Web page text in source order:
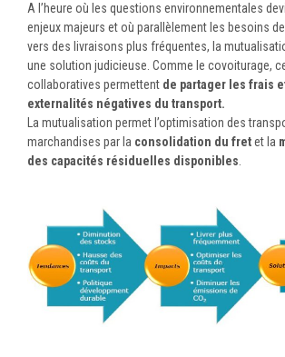
A l’heure où les questions environnementales
enjeux majeurs et où parallèlement les besoins
vers des livraisons plus fréquentes, la
une solution judicieuse. Comme le covoiturage,
collaboratives permettent de partager les frais
externalités négatives du transport.
La mutualisation permet l’optimisation des
marchandises par la consolidation du fretet la
des capacités résiduelles disponibles